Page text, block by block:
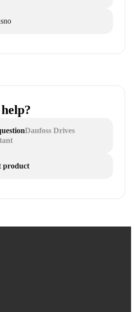
Danfoss Drives
product